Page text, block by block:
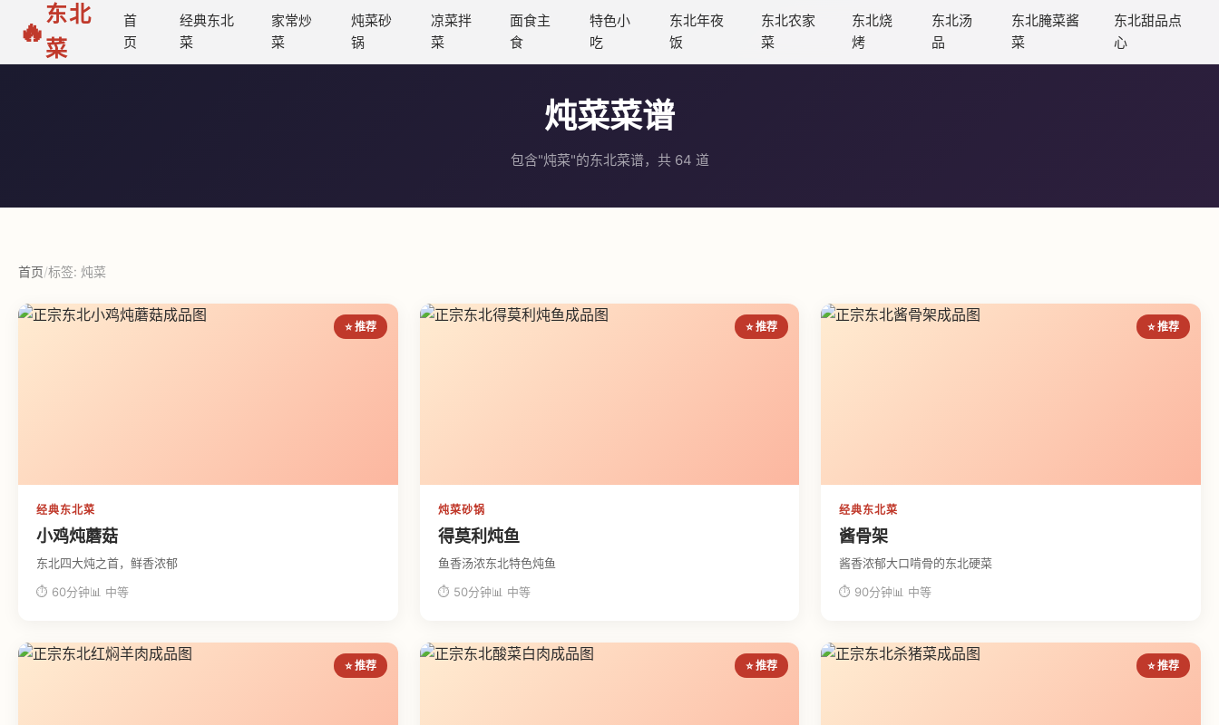
🔥
东北
菜
首
页
经典东北
菜
家常炒
菜
炖菜砂
锅
凉菜拌
菜
面食主
食
特色小
吃
东北年夜
饭
东北农家
菜
东北烧
烤
东北汤
品
东北腌菜酱
菜
东北甜品点
心
炖菜菜谱
包含"炖菜"的东北菜谱，共 64 道
首页/标签: 炖菜
⭐ 推荐
经典东北菜
小鸡炖蘑菇
东北四大炖之首，鲜香浓郁
⏱ 60分钟📊 中等
⭐ 推荐
炖菜砂锅
得莫利炖鱼
鱼香汤浓东北特色炖鱼
⏱ 50分钟📊 中等
⭐ 推荐
经典东北菜
酱骨架
酱香浓郁大口啃骨的东北硬菜
⏱ 90分钟📊 中等
⭐ 推荐 ⭐ 推荐 ⭐ 推荐